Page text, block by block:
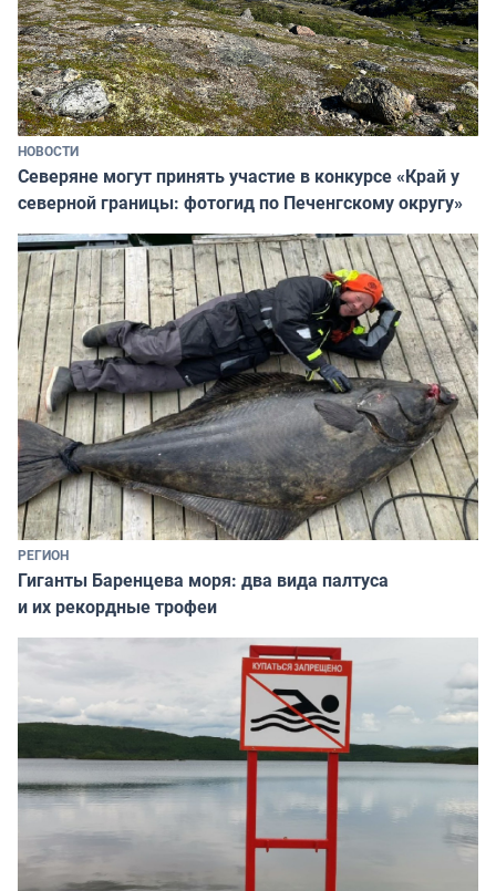
НОВОСТИ
Северяне могут принять участие в конкурсе «Край у
северной границы: фотогид по Печенгскому округу»
РЕГИОН
Гиганты Баренцева моря: два вида палтуса
и их рекордные трофеи